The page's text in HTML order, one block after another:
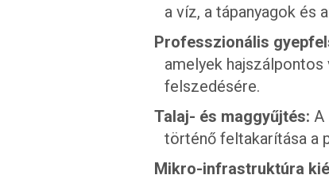
a víz, a tápanyagok és
Professzionális
amelyek
felszedésére.
Talaj- és maggyűjtés: A
történő feltakarítása a
Mikro-infrastruktúra